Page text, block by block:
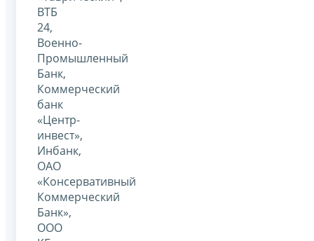
ВТБ
24,
Военно-
Промышленный
Банк,
Коммерческий
банк
«Центр-
инвест»,
Инбанк,
ОАО
«Консервативный
Коммерческий
Банк»,
ООО